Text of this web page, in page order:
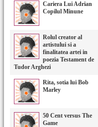
Cariera Lui Adrian
Copilul Minune
Rolul creator al
artistului si a
finalitatea artei in
poezia Testament de
Tudor Arghezi
Rita, sotia lui Bob
Marley
50 Cent versus The
Game